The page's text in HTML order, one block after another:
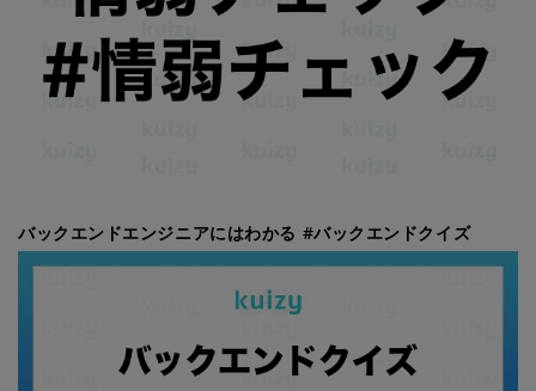
バックエンドエンジニアにはわかる #バックエンドクイズ